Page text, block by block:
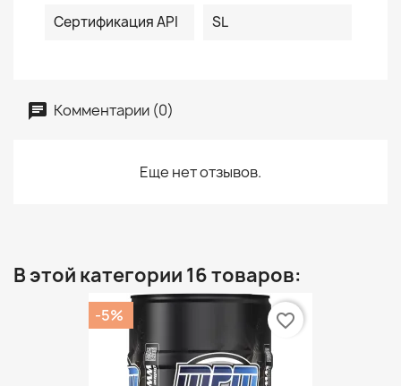
Сертификация API SL
Комментарии (0)
Еще нет отзывов.
В этой категории 16 товаров:
-5% favorite_border